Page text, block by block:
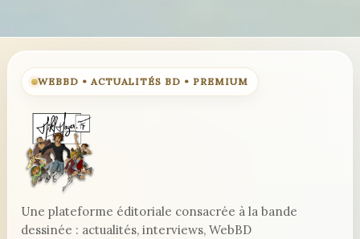
WEBBD • ACTUALITÉS BD • PREMIUM
Une plateforme éditoriale consacrée à la bande
dessinée : actualités, interviews, WebBD